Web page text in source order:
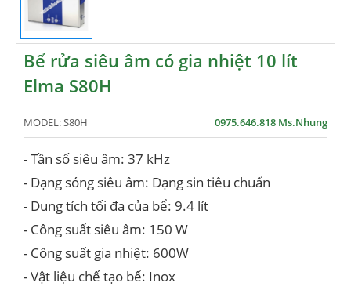
Bể rửa siêu âm có gia nhiệt 10 lít
Elma S80H
MODEL:S80H 0975.646.818 Ms.Nhung
- Tần số siêu âm: 37 kHz
- Dạng sóng siêu âm: Dạng sin tiêu chuẩn
- Dung tích tối đa của bể: 9.4 lít
- Công suất siêu âm: 150 W
- Công suất gia nhiệt: 600W
- Vật liệu chế tạo bể: Inox